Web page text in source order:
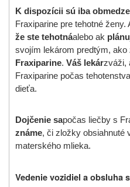
K dispozícii sú iba
Fraxiparine pre tehotné ženy.
že ste tehotnáalebo ak
svojím lekárom predtým, ako
Fraxiparine. Váš lekárzváži,
Fraxiparine počas
dieťa.
Dojčenie sapočas liečby s
známe, či zložky obsiahnuté
materského mlieka.
Vedenie vozidiel a obsluha